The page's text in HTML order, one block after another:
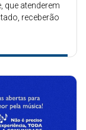
que atenderem
receberão